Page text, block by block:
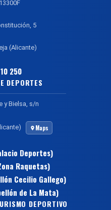
5
(Alicante)
250
DEPORTES
y Bielsa, s/n
Maps
Deportes)
Raquetas)
Cecilio Gallego)
de La Mata)
DEPORTIVO